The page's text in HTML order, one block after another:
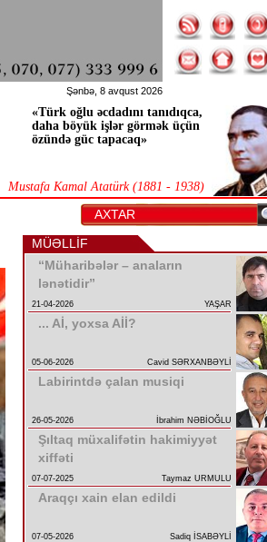
Şənbə, 8 avqust 2026
«Türk oğlu əcdadını tanıdıqca,
daha böyük işlər görmək üçün
özündə güc tapacaq»
Mustafa Kamal Atatürk (1881 - 1938)
MÜƏLLİF
“Müharibələr – anaların
lənətidir”
21-04-2026 YAŞAR
... Aİ, yoxsa Aİİ?
05-06-2026 Cavid SƏRXANBƏYLİ
Labirintdə çalan musiqi
26-05-2026 İbrahim NƏBİOĞLU
Şıltaq müxalifətin hakimiyyət
xiffəti
07-07-2025 Taymaz URMULU
Araqçı xain elan edildi
07-05-2026 Sadiq İSABƏYLİ